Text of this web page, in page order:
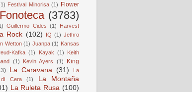
Festival Minorisa (1) Flower
Fonoteca (3783)
Guillermo Cides (1)
Harvest
Rock (102) IQ (1) Jethro
Wetton (1) Juanpa (1) Kansas
Kafka (1) Kayak (1)
Keith
(1) Kevin Ayers (1)
King
La Caravana (31)
La
di Cera
(1)
La Montaña
La Ruleta Rusa (100)